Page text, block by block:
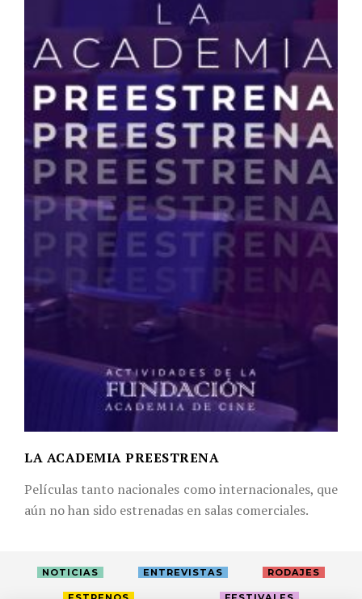
LA ACADEMIA PREESTRENA
Películas tanto nacionales como internacionales, que
aún no han sido estrenadas en salas comerciales.
NOTICIAS ENTREVISTAS RODAJES